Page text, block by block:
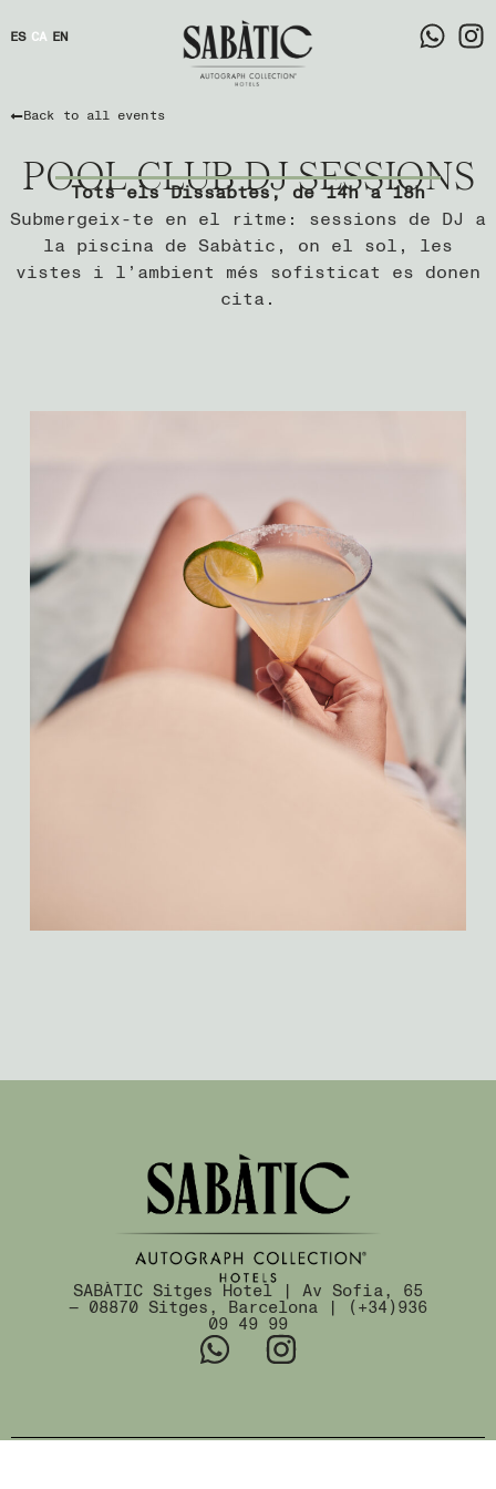
ES CA EN
Back to all events
POOL CLUB DJ SESSIONS
Tots els Dissabtes, de 14h a 18h
Submergeix-te en el ritme: sessions de DJ a
la piscina de Sabàtic, on el sol, les
vistes i l’ambient més sofisticat es donen
cita.
SABÀTIC Sitges Hotel | Av Sofia, 65
— 08870 Sitges, Barcelona | (+34)936
09 49 99